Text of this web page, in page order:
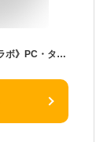
KANGOL 通学リュック 40l《池田屋×KANGOLコラボ》PC・タブレット収納対応 中学生 高校生 大学生 部活 アウトドア 大容量 大きめ 丈夫 男子 女子 レディース メンズ 2層式 黒 カンゴール デイパック バックパック プレゼント ギフト 入学【あす楽対応】